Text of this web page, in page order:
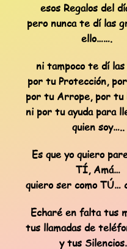
esos Regalos del
pero nunca te dí las
ello…….
ni tampoco te dí
por tu Protección,
por tu Arrope, por tu
ni por tu ayuda para
quien soy…..
Es que yo quiero
TÍ, Amá…
quiero ser como TÚ…
Echaré en falta tus
tus llamadas de
y tus